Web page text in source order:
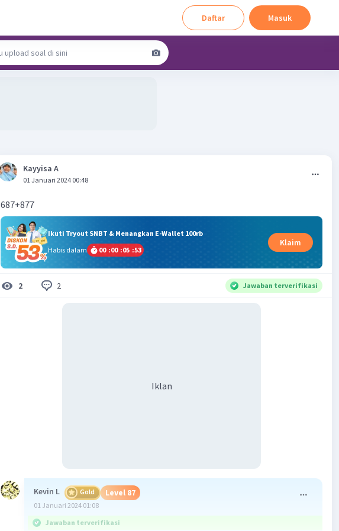
Daftar Masuk
Kayyisa A
01 Januari 2024 00:48
687+877
Ikuti Tryout SNBT & Menangkan E-Wallet 100rb
Habis dalam
00 :00 :05 :52
Klaim
2 2 Jawaban terverifikasi
Iklan
Kevin L Gold Level 87
01 Januari 2024 01:08
Jawaban terverifikasi